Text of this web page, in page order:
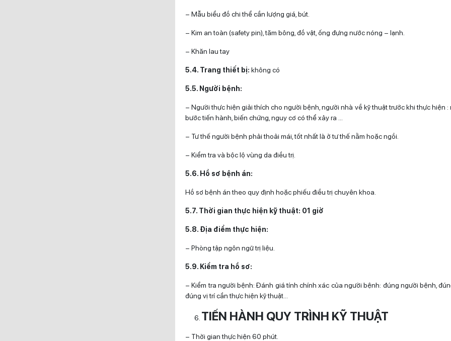
– Mẫu biểu đồ chi thể cần lượng giá, bút.
– Kim an toàn (safety pin), tăm bông, đồ vật, ống đựng nước nóng – lạnh.
– Khăn lau tay
5.4. Trang thiết bị: không có
5.5. Người bệnh:
– Người thực hiện giải thích cho người bệnh, người nhà về kỹ thuật trước khi thực hiện :
bước tiến hành, biến chứng, nguy cơ có thể xảy ra …
– Tư thế người bệnh phải thoải mái, tốt nhất là ở tư thế nằm hoặc ngồi.
– Kiểm tra và bộc lộ vùng da điều trị.
5.6. Hồ sơ bệnh án:
Hồ sơ bệnh án theo quy định hoặc phiếu điều trị chuyên khoa.
5.7. Thời gian thực hiện kỹ thuật: 01 giờ
5.8. Địa điểm thực hiện:
– Phòng tập ngôn ngữ trị liệu.
5.9. Kiểm tra hồ sơ:
– Kiểm tra người bệnh: Đánh giá tính chính xác của người bệnh: đúng người bệnh,
đúng vị trí cần thực hiện kỹ thuật…
TIẾN HÀNH QUY TRÌNH KỸ THUẬT
– Thời gian thực hiện 60 phút.